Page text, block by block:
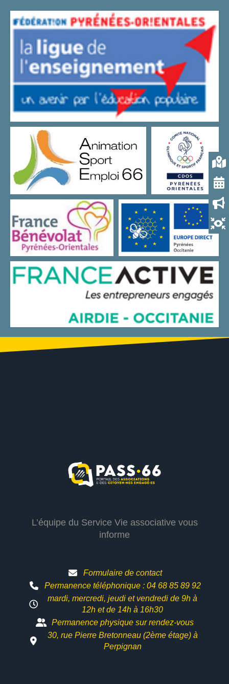
L’équipe du Service Vie associative vous
informe
Formulaire de contact
Permanence téléphonique : 04 68 85 89 92
mardi, mercredi, jeudi et vendredi de 9h à
12h etde 14h à 16h30
Permanence physique sur rendez-vous
30, rue Pierre Bretonneau (2ème étage) à
Perpignan